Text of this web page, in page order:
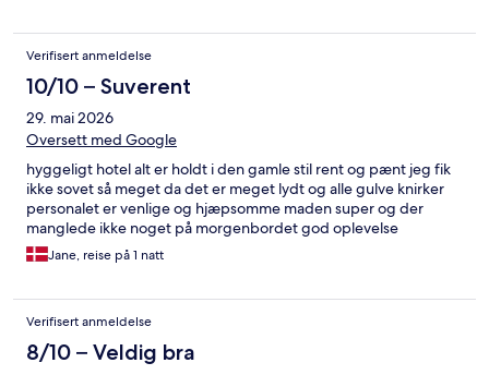
Verifisert anmeldelse
10/10 – Suverent
29. mai 2026
Oversett med Google
hyggeligt hotel alt er holdt i den gamle stil rent og pænt jeg fik
ikke sovet så meget da det er meget lydt og alle gulve knirker
personalet er venlige og hjæpsomme maden super og der
manglede ikke noget på morgenbordet god oplevelse
Jane, reise på 1 natt
Verifisert anmeldelse
8/10 – Veldig bra